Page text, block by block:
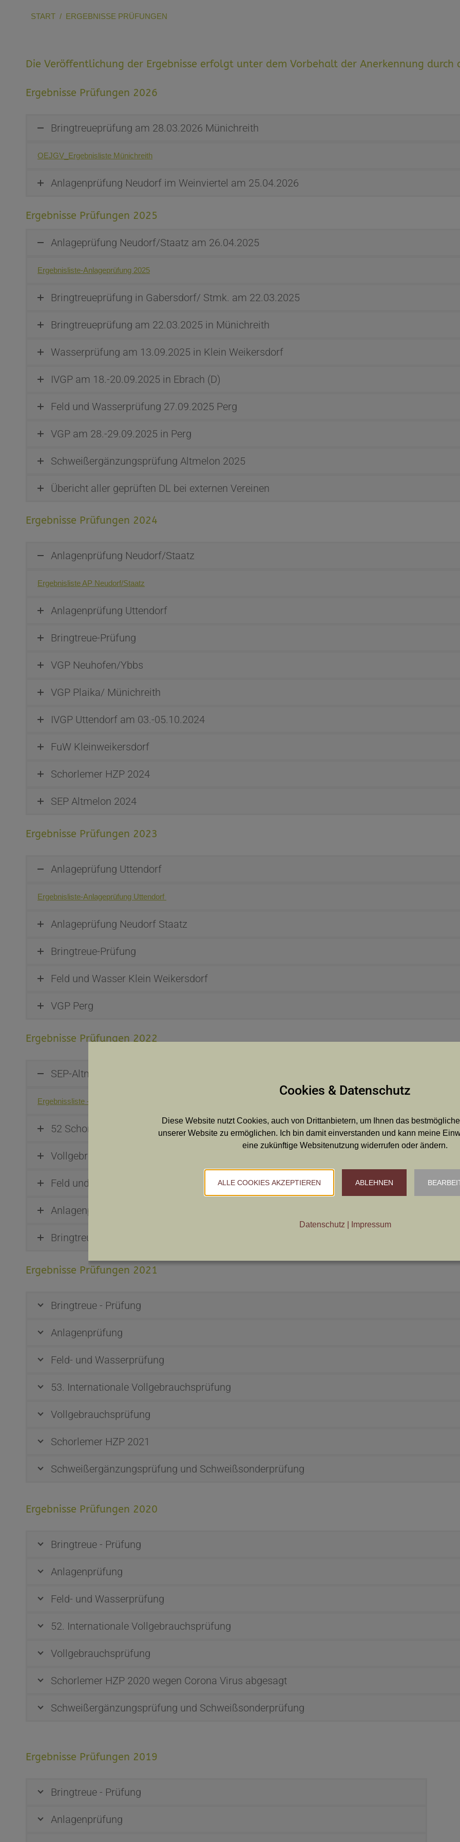
Sie befinden sich hier:
START ERGEBNISSE PRÜFUNGEN
Die Veröffentlichung der Ergebnisse erfolgt unter dem Vorbehalt der Anerkennung durch
Ergebnisse Prüfungen 2026
Bringtreueprüfung am 28.03.2026 Münichreith
OEJGV_Ergebnisliste Münichreith
Anlagenprüfung Neudorf im Weinviertel am 25.04.2026
Ergebnisse Prüfungen 2025
Anlageprüfung Neudorf/Staatz am 26.04.2025
Ergebnisliste-Anlageprüfung 2025
Bringtreueprüfung in Gabersdorf/ Stmk. am 22.03.2025
Bringtreueprüfung am 22.03.2025 in Münichreith
Wasserprüfung am 13.09.2025 in Klein Weikersdorf
IVGP am 18.-20.09.2025 in Ebrach (D)
Feld und Wasserprüfung 27.09.2025 Perg
VGP am 28.-29.09.2025 in Perg
Schweißergänzungsprüfung Altmelon 2025
Übericht aller geprüften DL bei externen Vereinen
Ergebnisse Prüfungen 2024
Anlagenprüfung Neudorf/Staatz
Ergebnisliste AP Neudorf/Staatz
Anlagenprüfung Uttendorf
Bringtreue-Prüfung
VGP Neuhofen/Ybbs
VGP Plaika/ Münichreith
IVGP Uttendorf am 03.-05.10.2024
FuW Kleinweikersdorf
Schorlemer HZP 2024
SEP Altmelon 2024
Ergebnisse Prüfungen 2023
Anlageprüfung Uttendorf
Ergebnisliste-Anlageprüfung Uttendorf
Anlageprüfung Neudorf Staatz
Bringtreue-Prüfung
Feld und Wasser Klein Weikersdorf
VGP Perg
Ergebnisse Prüfungen 2022
SEP-Altmelon
Ergebnissliste -SEP-Altmelon
52 Schorlemer
Vollgebrauchsprüfung
Feld und Wasserprüfung
Anlagenprüfung
Bringtreue-Prüfung
Ergebnisse Prüfungen 2021
Bringtreue - Prüfung
Anlagenprüfung
Feld- und Wasserprüfung
53. Internationale Vollgebrauchsprüfung
Vollgebrauchsprüfung
Schorlemer HZP 2021
Schweißergänzungsprüfung und Schweißsonderprüfung
Ergebnisse Prüfungen 2020
Bringtreue - Prüfung
Anlagenprüfung
Feld- und Wasserprüfung
52. Internationale Vollgebrauchsprüfung
Vollgebrauchsprüfung
Schorlemer HZP 2020 wegen Corona Virus abgesagt
Schweißergänzungsprüfung und Schweißsonderprüfung
Ergebnisse Prüfungen 2019
Bringtreue - Prüfung
Anlagenprüfung
Cookies & Datenschutz
Diese Website nutzt Cookies, auch von Drittanbietern, um Ihnen das
unserer Website zu ermöglichen. Ich bin damit einverstanden und kann meine
eine zukünftige Websitenutzung widerrufen oder ändern.
ALLE COOKIES AKZEPTIEREN ABLEHNEN
Datenschutz Impressum